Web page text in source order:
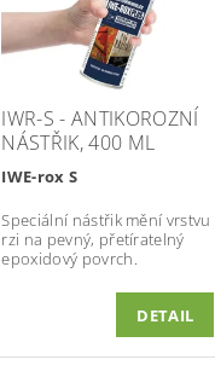
IWR-S - ANTIKOROZNÍ
NÁSTŘIK, 400 ML
IWE-rox S
Speciální nástřik mění vrstvu
rzi na pevný, přetíratelný
epoxidový povrch.
DETAIL